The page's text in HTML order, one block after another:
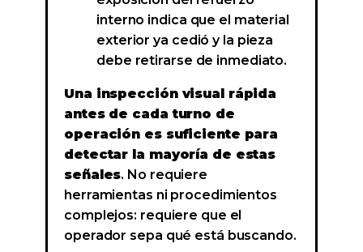
interno indica que el material
exterior ya cedió y la pieza
debe retirarse de inmediato.
Una inspección visual rápida
antes de cada turno de
operación es suficiente para
detectar la mayoría de estas
señales. No requiere
herramientas ni procedimientos
complejos: requiere que el
operador sepa qué está buscando.